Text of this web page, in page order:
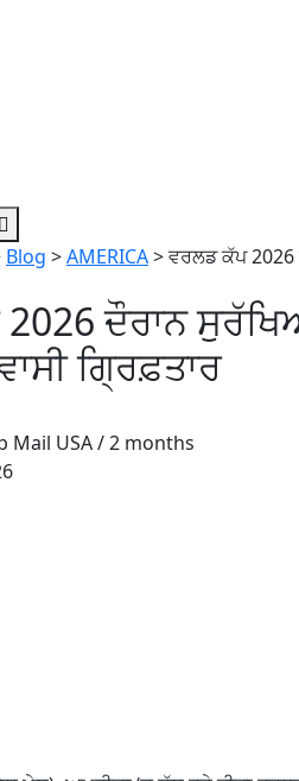
Blog >AMERICA>ਵਰਲਡ ਕੱਪ 2026
ਦੌਰਾਨ
ਗ੍ਰਿਫ਼ਤਾਰ
Mail USA /2 months